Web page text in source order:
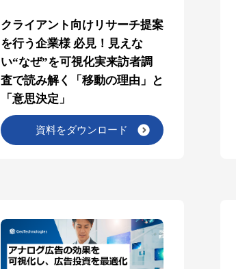
クライアント向けリサーチ提案
を行う企業様 必見！見えな
い“なぜ”を可視化実来訪者調
査で読み解く「移動の理由」と
「意思決定」
資料をダウンロード